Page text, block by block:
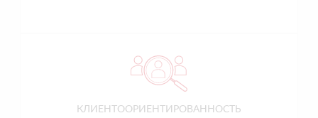
КЛИЕНТООРИЕНТИРОВАННОСТЬ